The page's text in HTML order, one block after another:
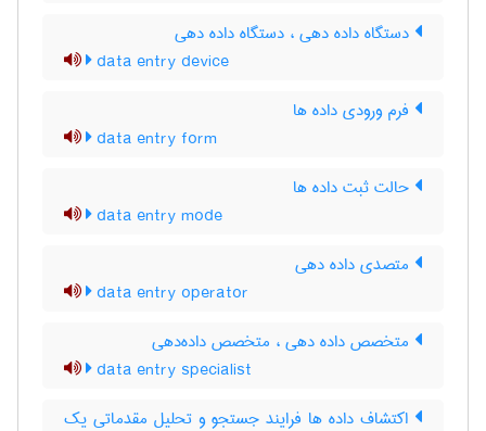
دستگاه داده دهی ، دستگاه داده‌ دهی
data entry device
فرم ورودی داده ها
data entry form
حالت ثبت داده ها
data entry mode
متصدی داده دهی
data entry operator
متخصص داده دهی ، متخصص داده‌دهی
data entry specialist
اکتشاف داده ها فرایند جستجو و تحلیل مقدماتی یک